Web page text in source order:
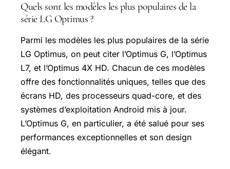
Quels sont les modèles les plus populaires de la
série LG Optimus ?
Parmi les modèles les plus populaires de la série
LG Optimus, on peut citer l’Optimus G, l’Optimus
L7, et l’Optimus 4X HD. Chacun de ces modèles
offre des fonctionnalités uniques, telles que des
écrans HD, des processeurs quad-core, et des
systèmes d’exploitation Android mis à jour.
L’Optimus G, en particulier, a été salué pour ses
performances exceptionnelles et son design
élégant.